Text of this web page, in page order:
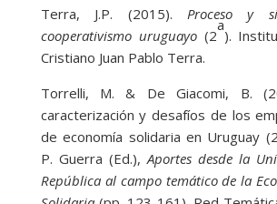
Terra, J.P. (2015). Proceso y
cooperativismo uruguayo(2
a
).
Cristiano Juan Pablo Terra.
Torrelli, M. & De Giacomi, B.
caracterización y desafíos de los
de economía solidaria en Uruguay
P. Guerra (Ed.), Aportes desde la
República al campo temático de la